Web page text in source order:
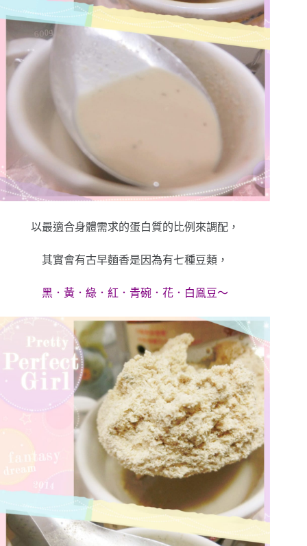
以最適合身體需求的蛋白質的比例來調配，
其實會有古早麵香是因為有七種豆類，
黑．黃．綠．紅．青碗．花．白鳯豆～